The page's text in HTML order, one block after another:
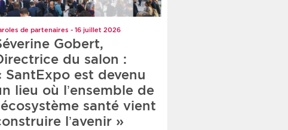
de partenaires - 16 juillet 2026
Gobert,
du salon :
SantExpo est devenu
lieu où l’ensemble de
santé vient
l’avenir »